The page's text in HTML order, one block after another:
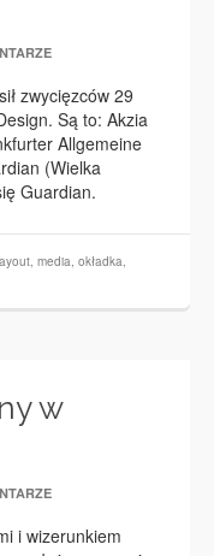
zwycięzców 29
Są to: Akzia
Allgemeine
(Wielka
Guardian.
, media, okładka,
w
i wizerunkiem